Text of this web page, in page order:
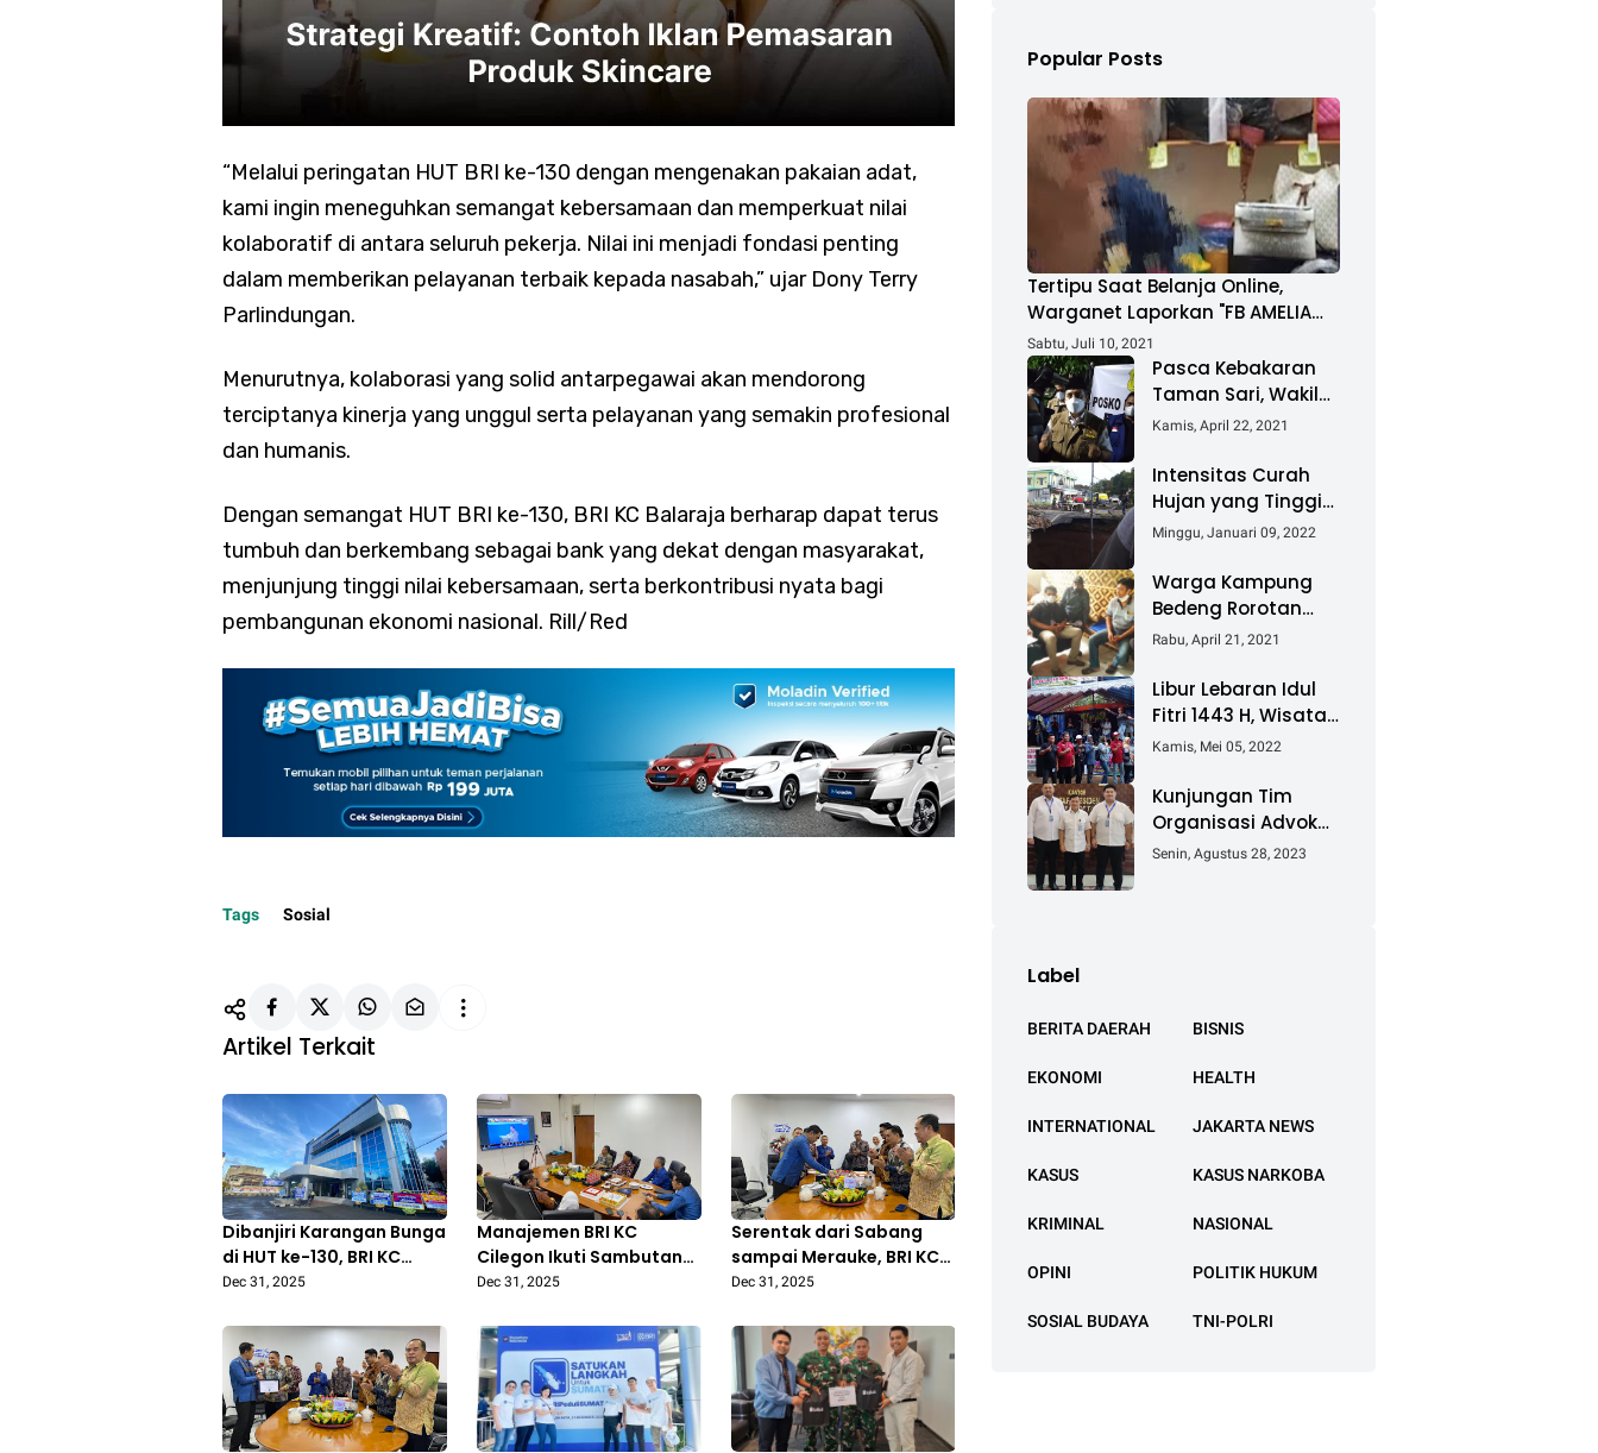
“Melalui peringatan HUT BRI ke-130 dengan mengenakan pakaian adat,
kami ingin meneguhkan semangat kebersamaan dan memperkuat nilai
kolaboratif di antara seluruh pekerja. Nilai ini menjadi fondasi penting
dalam memberikan pelayanan terbaik kepada nasabah,” ujar Dony Terry
Parlindungan.
Menurutnya, kolaborasi yang solid antarpegawai akan mendorong
terciptanya kinerja yang unggul serta pelayanan yang semakin profesional
dan humanis.
Dengan semangat HUT BRI ke-130, BRI KC Balaraja berharap dapat terus
tumbuh dan berkembang sebagai bank yang dekat dengan masyarakat,
menjunjung tinggi nilai kebersamaan, serta berkontribusi nyata bagi
pembangunan ekonomi nasional. Rill/Red
Tags Sosial
Artikel Terkait
Dibanjiri Karangan Bunga
di HUT ke-130, BRI KC
Cilegon Terima
Kepercayaan Nasabah
serta Mitra
Dec 31, 2025
Manajemen BRI KC
Cilegon Ikuti Sambutan
Direksi Secara Daring,
Momentum HUT ke-130
BRI
Dec 31, 2025
Serentak dari Sabang
sampai Merauke, BRI KC
Cilegon Gelar Prosesi
Sambut HUT ke-130 BRI
Dec 31, 2025
Popular Posts
Tertipu Saat Belanja Online,
Warganet Laporkan "FB AMELIA
ACHMAD"
Sabtu, Juli 10, 2021
Pasca Kebakaran
Taman Sari, Wakil
Walikota Kunjungi
Dan Salurkan
Bantuan
Kamis, April 22, 2021
Intensitas Curah
Hujan yang Tinggi
Akibatkan Jalan
Nyaris Putus
Minggu, Januari 09, 2022
Warga Kampung
Bedeng Rorotan
Jakarta Utara,
Pembebasan Lahan
Tol Cibitung -
Cilincing
Rabu, April 21, 2021
Libur Lebaran Idul
Fitri 1443 H, Wisata
Air Tambak Asmara
Ribuan Pengunjung
Kamis, Mei 05, 2022
Kunjungan Tim
Organisasi Advokat
(OA) Peradi Utama
Senin, Agustus 28, 2023
Label
BERITA DAERAH BISNIS
EKONOMI HEALTH
INTERNATIONAL JAKARTA NEWS
KASUS KASUS NARKOBA
KRIMINAL NASIONAL
OPINI POLITIK HUKUM
SOSIAL BUDAYA TNI-POLRI